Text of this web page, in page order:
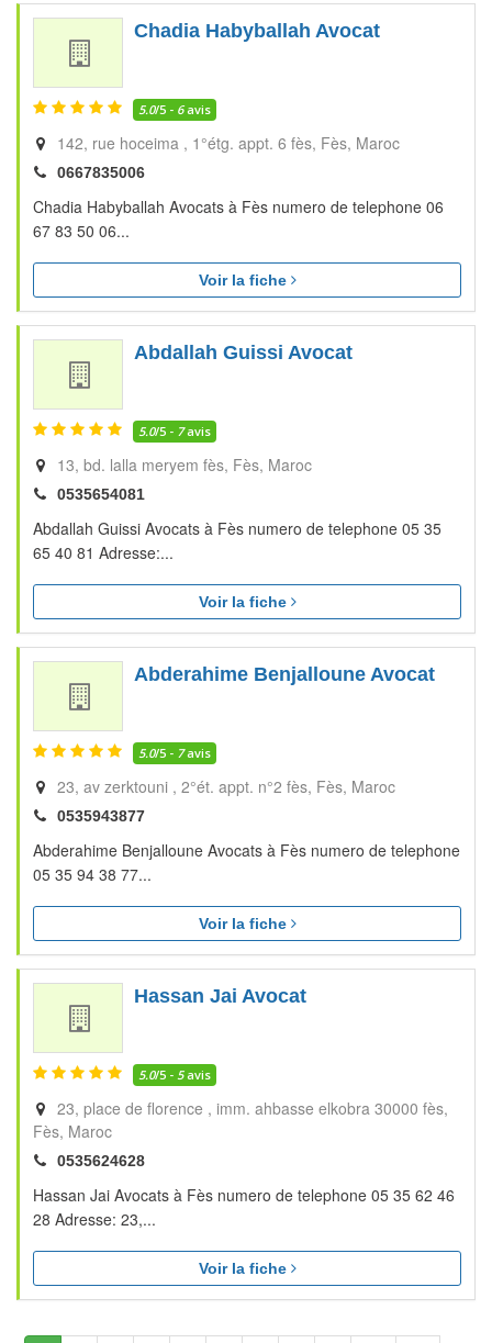
Chadia Habyballah Avocat
5.0/5 - 6avis
142, rue hoceima , 1°étg. appt. 6 fès Fès Maroc
0667835006
Chadia Habyballah Avocats à Fès numero de telephone 06
67 83 50 06...
Voir la fiche
Abdallah Guissi Avocat
5.0/5 - 7avis
13, bd. lalla meryem fès Fès Maroc
0535654081
Abdallah Guissi Avocats à Fès numero de telephone 05 35
65 40 81 Adresse:...
Voir la fiche
Abderahime Benjalloune Avocat
5.0/5 - 7avis
23, av zerktouni , 2°ét. appt. n°2 fès Fès Maroc
0535943877
Abderahime Benjalloune Avocats à Fès numero de telephone
05 35 94 38 77...
Voir la fiche
Hassan Jai Avocat
5.0/5 - 5avis
23, place de florence , imm. ahbasse elkobra 30000 fès
Fès Maroc
0535624628
Hassan Jai Avocats à Fès numero de telephone 05 35 62 46
28 Adresse: 23,...
Voir la fiche